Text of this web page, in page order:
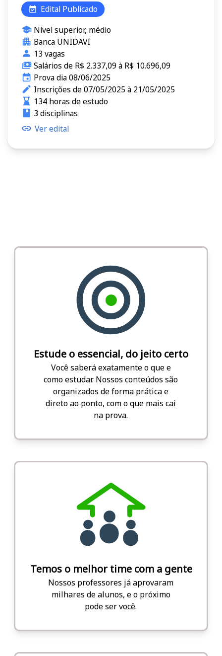
Edital Publicado
Nível superior, médio
Banca UNIDAVI
13 vagas
Salários de R$ 2.337,09 à R$ 10.696,09
Prova dia 08/06/2025
Inscrições de 07/05/2025 à 21/05/2025
134 horas de estudo
3 disciplinas
Ver edital
Estude o essencial, do jeito certo
Você saberá exatamente o que e
como estudar. Nossos conteúdos são
organizados de forma prática e
direto ao ponto, com o que mais cai
na prova.
Temos o melhor time com a gente
Nossos professores já aprovaram
milhares de alunos, e o próximo
pode ser você.